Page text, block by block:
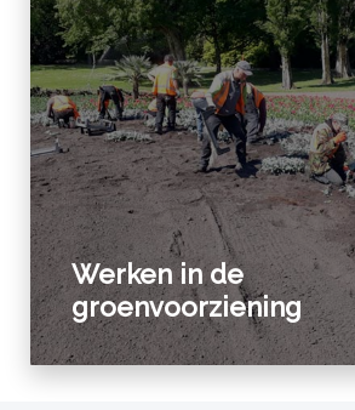
Werken in de
groenvoorziening